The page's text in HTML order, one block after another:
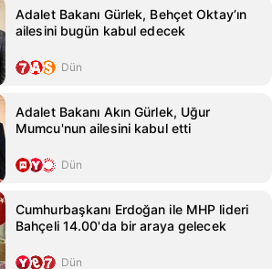
Adalet Bakanı Gürlek, Behçet Oktay’ın
ailesini bugün kabul edecek
Dün
Adalet Bakanı Akın Gürlek, Uğur
Mumcu'nun ailesini kabul etti
Dün
Cumhurbaşkanı Erdoğan ile MHP lideri
Bahçeli 14.00'da bir araya gelecek
Dün